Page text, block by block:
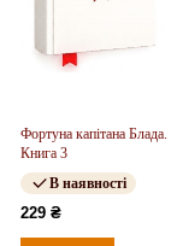
Фортуна капітана Блада.
Книга 3
В наявності
229 ₴